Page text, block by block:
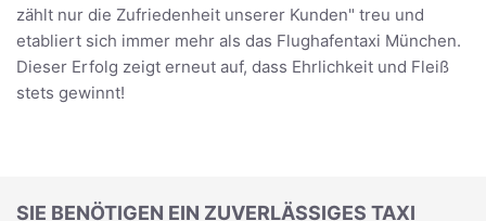
zählt nur die Zufriedenheit unserer Kunden" treu und
etabliert sich immer mehr als das Flughafentaxi München.
Dieser Erfolg zeigt erneut auf, dass Ehrlichkeit und Fleiß
stets gewinnt!
SIE BENÖTIGEN EIN ZUVERLÄSSIGES TAXI